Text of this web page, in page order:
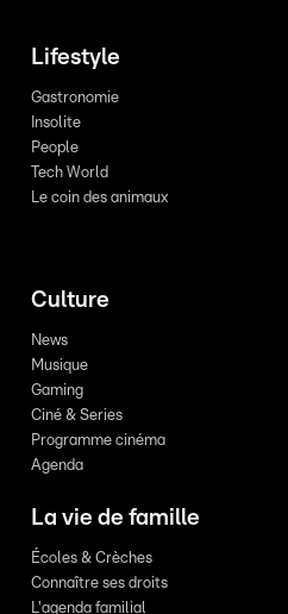
Lifestyle
Gastronomie
Insolite
People
Tech World
Le coin des animaux
Culture
News
Musique
Gaming
Ciné & Series
Programme cinéma
Agenda
La vie de famille
Écoles & Crèches
Connaître ses droits
L'agenda familial